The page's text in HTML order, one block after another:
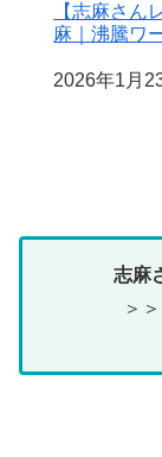
【志麻さん
麻｜沸騰ワ
日付
2026年1月
志麻
＞＞